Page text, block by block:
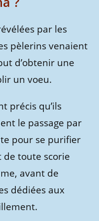
par les
pèlerins venaient
d’obtenir une
un voeu.
précis qu’ils
le passage par
pour se purifier
de toute scorie
avant de
dédiées aux